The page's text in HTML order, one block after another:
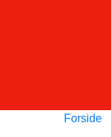
Forside